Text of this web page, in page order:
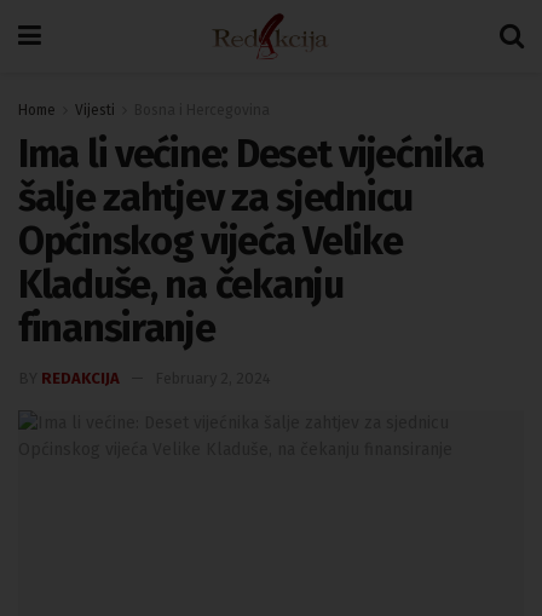
Home Vijesti
Ima li većine: Deset vijećnika
šalje zahtjev za sjednicu
Općinskog vijeća Velike
Kladuše, na čekanju
finansiranje
REDAKCIJA